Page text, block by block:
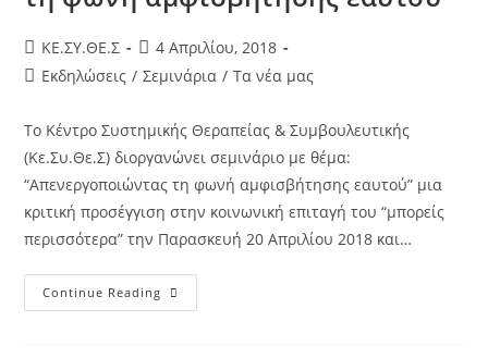
KE.ΣΥ.ΘΕ.Σ
4 Απριλίου, 2018
Εκδηλώσεις / Σεμινάρια / Τα νέα μας
Το Κέντρο Συστημικής Θεραπείας & Συμβουλευτικής
(Κε.Συ.Θε.Σ) διοργανώνει σεμινάριο με θέμα:
“Απενεργοποιώντας τη φωνή αμφισβήτησης εαυτού” μια
κριτική προσέγγιση στην κοινωνική επιταγή του “μπορείς
περισσότερα” την Παρασκευή 20 Απριλίου 2018 και…
Continue Reading